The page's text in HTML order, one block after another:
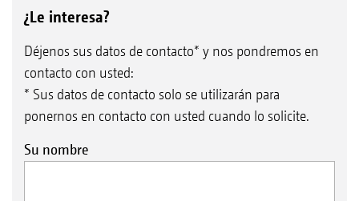
¿Le interesa?
Déjenos sus datos de contacto* y nos pondremos en
contacto con usted:
* Sus datos de contacto solo se utilizarán para
ponernos en contacto con usted cuando lo solicite.
Su nombre